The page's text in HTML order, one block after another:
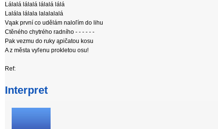
Lálalá lálalá lálalá lálá
Lalála lálala lalalalalá
Vąak první co udělám naloľím do lihu
Ctěného chytrého radního - - - - - -
Pak vezmu do ruky ąpičatou kosu
A z města vyľenu prokletou osu!
Ref:
Interpret